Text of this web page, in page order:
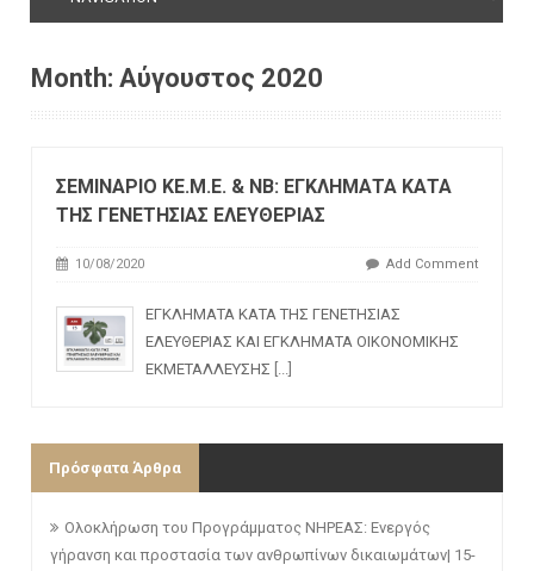
Month: Αύγουστος 2020
ΣΕΜΙΝΑΡΙΟ ΚΕ.Μ.Ε. & ΝΒ: ΕΓΚΛΗΜΑΤΑ ΚΑΤΑ
ΤΗΣ ΓΕΝΕΤΗΣΙΑΣ ΕΛΕΥΘΕΡΙΑΣ
10/08/2020 Add Comment
ΕΓΚΛΗΜΑΤΑ ΚΑΤΑ ΤΗΣ ΓΕΝΕΤΗΣΙΑΣ
ΕΛΕΥΘΕΡΙΑΣ ΚΑΙ ΕΓΚΛΗΜΑΤΑ ΟΙΚΟΝΟΜΙΚΗΣ
ΕΚΜΕΤΑΛΛΕΥΣΗΣ [...]
Πρόσφατα Άρθρα
Ολοκλήρωση του Προγράμματος ΝΗΡΕΑΣ: Ενεργός
γήρανση και προστασία των ανθρωπίνων δικαιωμάτων| 15-